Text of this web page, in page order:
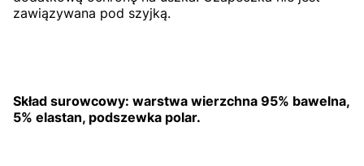
zawiązywana pod szyjką.
Skład surowcowy: warstwa wierzchna 95% bawelna,
5% elastan, podszewka polar.